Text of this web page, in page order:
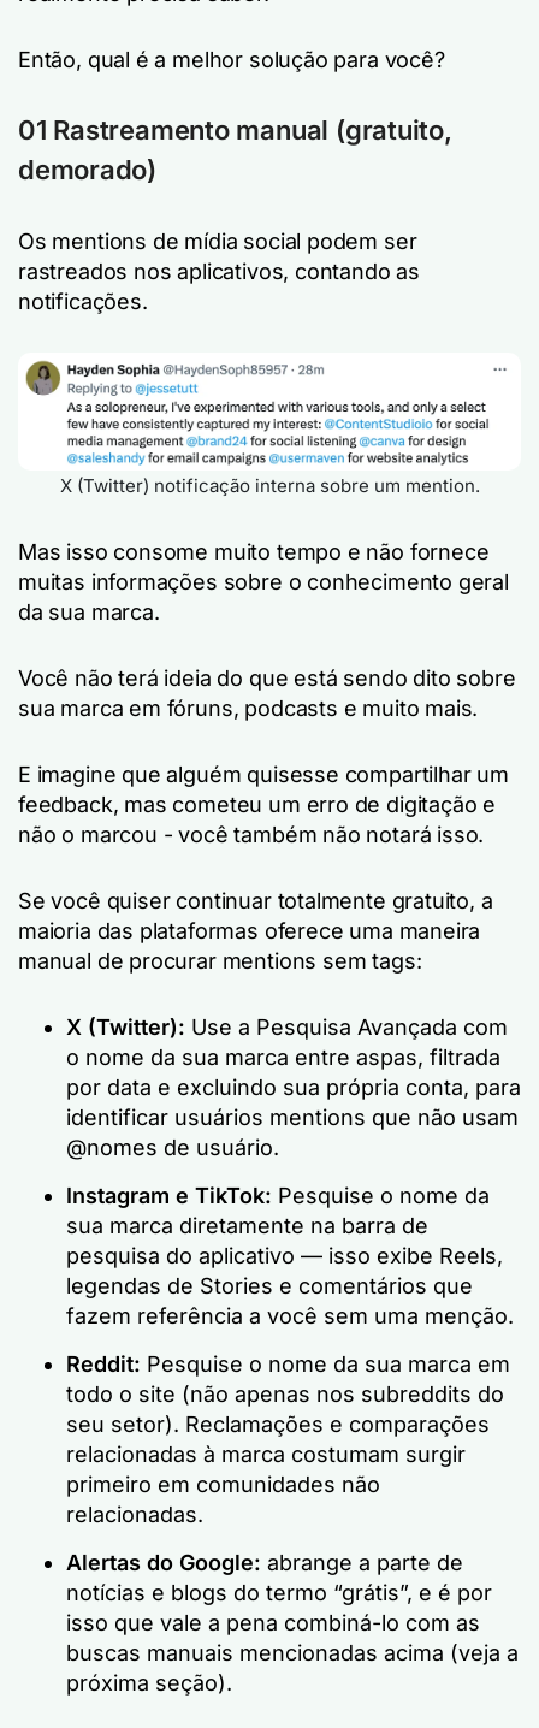
Então, qual é a melhor solução para você?
01 Rastreamento manual (gratuito,
demorado)
Os mentions de mídia social podem ser
rastreados nos aplicativos, contando as
notificações.
X (Twitter) notificação interna sobre um mention.
Mas isso consome muito tempo e não fornece
muitas informações sobre o conhecimento geral
da sua marca.
Você não terá ideia do que está sendo dito sobre
sua marca em fóruns, podcasts e muito mais.
E imagine que alguém quisesse compartilhar um
feedback, mas cometeu um erro de digitação e
não o marcou - você também não notará isso.
Se você quiser continuar totalmente gratuito, a
maioria das plataformas oferece uma maneira
manual de procurar mentions sem tags:
X (Twitter): Use a Pesquisa Avançada com
o nome da sua marca entre aspas, filtrada
por data e excluindo sua própria conta, para
identificar usuários mentions que não usam
@nomes de usuário.
Instagram e TikTok: Pesquise o nome da
sua marca diretamente na barra de
pesquisa do aplicativo — isso exibe Reels,
legendas de Stories e comentários que
fazem referência a você sem uma menção.
Reddit: Pesquise o nome da sua marca em
todo o site (não apenas nos subreddits do
seu setor). Reclamações e comparações
relacionadas à marca costumam surgir
primeiro em comunidades não
relacionadas.
Alertas do Google: abrange a parte de
notícias e blogs do termo “grátis”, e é por
isso que vale a pena combiná-lo com as
buscas manuais mencionadas acima (veja a
próxima seção).